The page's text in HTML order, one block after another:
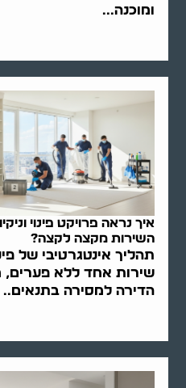
ומוכנה...
איך נראה פרויקט פינוי
השירות מקצה לקצה?
תהליך אינטגרטיבי של
שירות אחד ללא פערים,
הדירה למסירה בתנאים..